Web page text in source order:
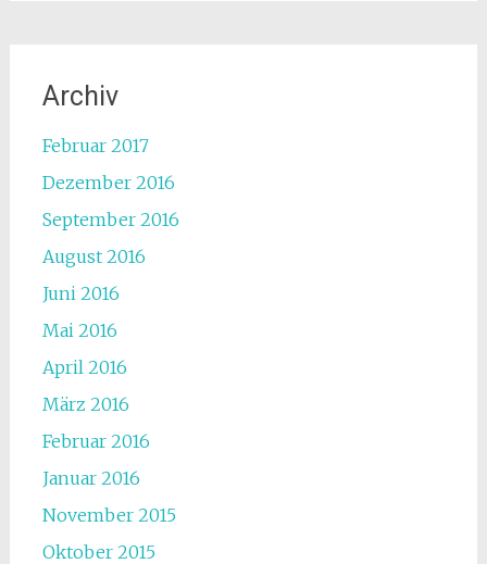
Archiv
Februar 2017
Dezember 2016
September 2016
August 2016
Juni 2016
Mai 2016
April 2016
März 2016
Februar 2016
Januar 2016
November 2015
Oktober 2015